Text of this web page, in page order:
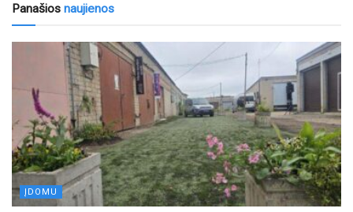
Panašios naujienos
ĮDOMU